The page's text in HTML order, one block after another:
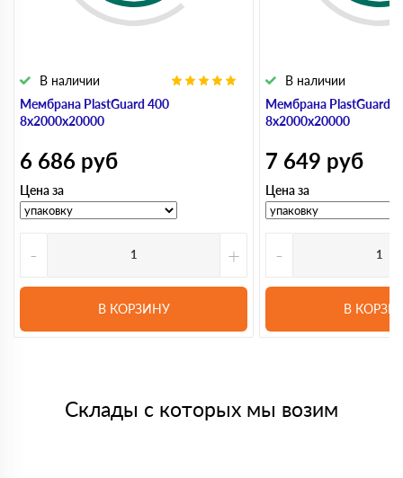
Мембрана PlastGuard 400
8х2000х20000
В наличии
6 686 руб
Цена за
- +
В КОРЗИНУ
Мембрана PlastGuard
8х2000х20000
В наличии
7 649 руб
Цена за
-
В
Склады с которых мы возим